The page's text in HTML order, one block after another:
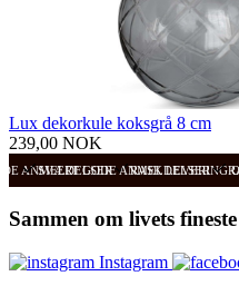
Lux dekorkule koksgrå 8 cm
239,00 NOK
ANMELDELSER RASK LEVERING
SVÆRT GODE ANMELDELSER
Sammen om livets
Instagram